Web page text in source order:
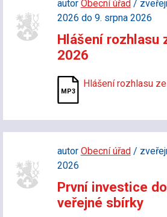
autor Obecní úřad/
2026 do 9. srpna 2026
Hlášení rozhlasu
2026
Hlášení rozhlasu
autor Obecní úřad/
2026
První investice
veřejné sbírky